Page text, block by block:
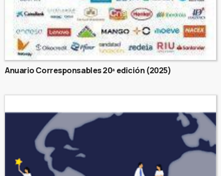
Anuario Corresponsables 20ª edición (2025)